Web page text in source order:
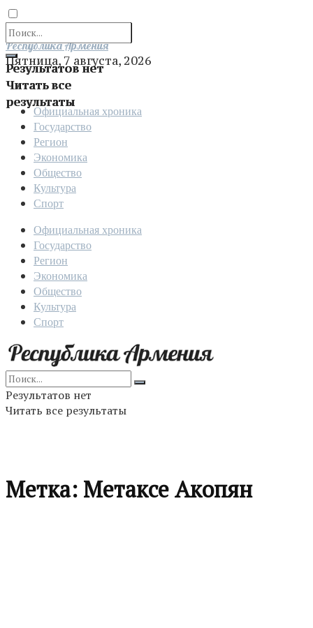
Результатов нет
Читать все
результаты
Отправить
Республика Армения
Пятница, 7 августа, 2026
Официальная хроника
Государство
Регион
Экономика
Общество
Культура
Спорт
Официальная хроника
Государство
Регион
Экономика
Общество
Культура
Спорт
Результатов нет
Читать все результаты
Метка: Метаксе Акопян